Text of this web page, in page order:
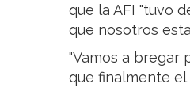
que la AFI "tuvo
que nosotros
"Vamos a bregar
que finalmente